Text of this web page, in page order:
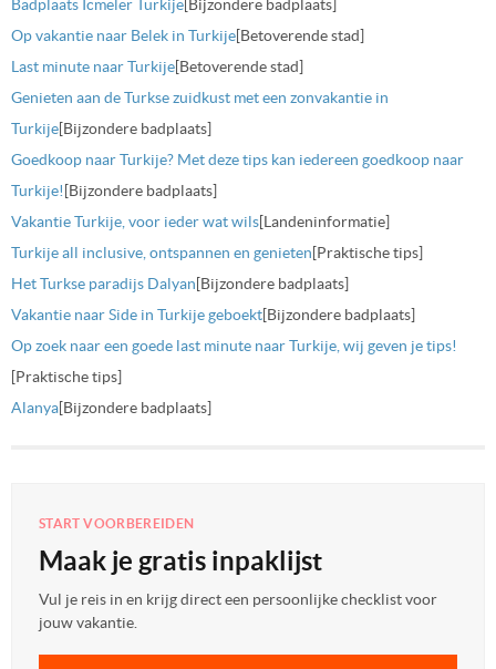
Badplaats Icmeler Turkije [Bijzondere badplaats]
Op vakantie naar Belek in Turkije[Betoverende stad]
Last minute naar Turkije[Betoverende stad]
Genieten aan de Turkse zuidkust met een zonvakantie in
Turkije[Bijzondere badplaats]
Goedkoop naar Turkije? Met deze tips kan iedereen goedkoop naar
Turkije! [Bijzondere badplaats]
Vakantie Turkije, voor ieder wat wils[Landeninformatie]
Turkije all inclusive, ontspannen en genieten[Praktische tips]
Het Turkse paradijs Dalyan[Bijzondere badplaats]
Vakantie naar Side in Turkije geboekt[Bijzondere badplaats]
Op zoek naar een goede last minute naar Turkije, wij geven je tips!
[Praktische tips]
Alanya[Bijzondere badplaats]
START VOORBEREIDEN
Maak je gratis inpaklijst
Vul je reis in en krijg direct een persoonlijke checklist voor
jouw vakantie.